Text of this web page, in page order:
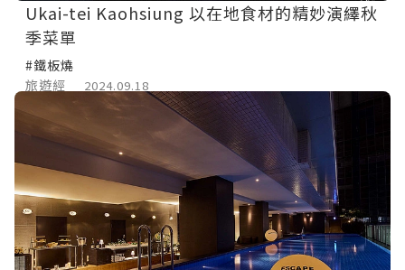
Ukai-tei Kaohsiung 以在地食材的精妙演繹秋
季菜單
#鐵板燒
旅遊經
2024.09.18